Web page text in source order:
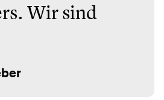
Wir sind